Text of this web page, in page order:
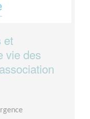
et
vie des